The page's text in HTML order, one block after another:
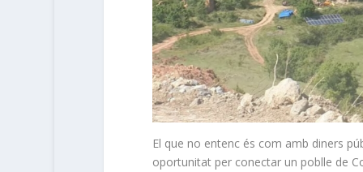
El que no entenc és com amb diners
oportunitat per conectar un poblle de